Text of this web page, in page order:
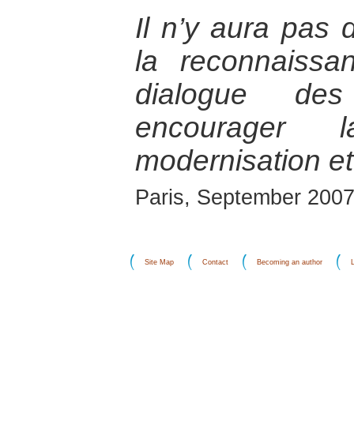
Il n’y aura pas
la
dialogue
modernisation
Paris, September 2007
Site Map Contact Becoming an author